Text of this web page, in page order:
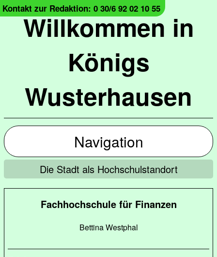
Willkommen in
Königs
Wusterhausen
Kontakt zur Redaktion: 0 30/6 92 02 10 55
Navigation
Die Stadt als Hochschulstandort
Fachhochschule für Finanzen
Bettina Westphal